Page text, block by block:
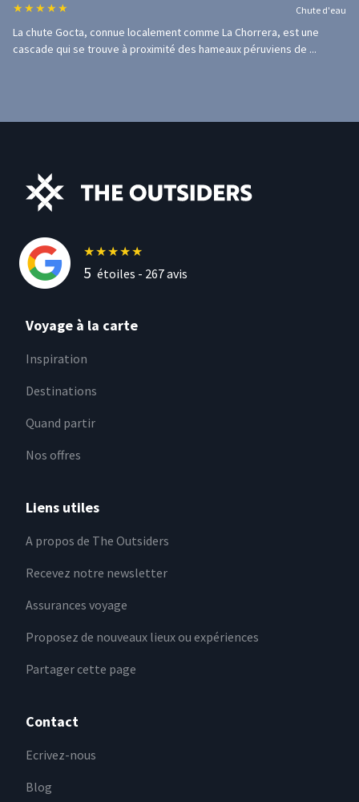
★ ★ ★ ★ ★ Chute d'eau
La chute Gocta, connue localement comme La Chorrera, est une
cascade qui se trouve à proximité des hameaux péruviens de ...
★★★★★
5 étoiles - 267avis
Voyage à la carte
Inspiration
Destinations
Quand partir
Nos offres
Liens utiles
A propos de The Outsiders
Recevez notre newsletter
Assurances voyage
Proposez de nouveaux lieux ou expériences
Partager cette page
Contact
Ecrivez-nous
Blog